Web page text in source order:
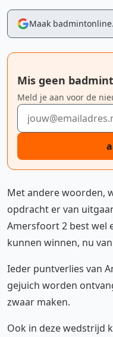
Maak
Mis geen
Meld je aan voor de
E-mailadres
Met andere woorden,
opdracht er van
Amersfoort 2 best wel
kunnen winnen, nu
Ieder puntverlies van
gejuich worden
zwaar maken.
Ook in deze wedstrijd